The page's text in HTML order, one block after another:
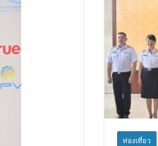
ท่องเที่ยว